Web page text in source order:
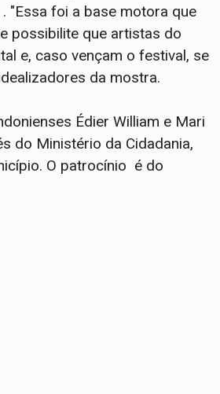
"Essa foi a base motora que
possibilite que artistas do
e, caso vençam o festival, se
da mostra.
Édier William e Mari
do Ministério da Cidadania,
O patrocínio é do